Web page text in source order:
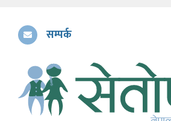
सम्पर्क